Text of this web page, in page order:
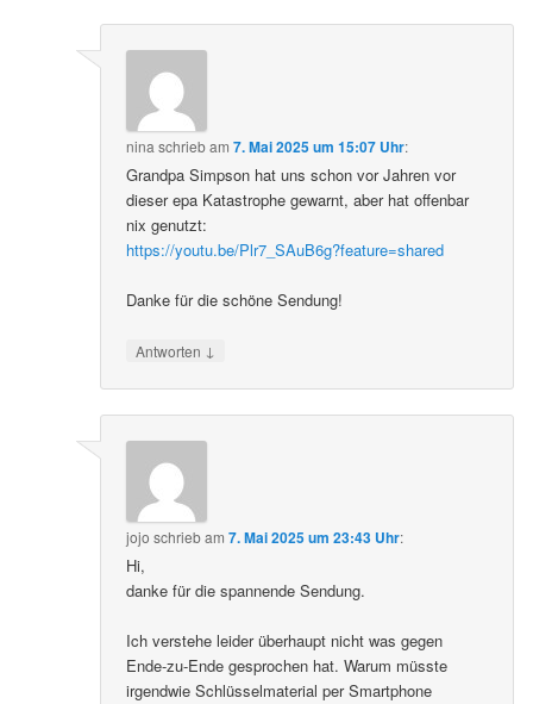
nina schriebam7. Mai 2025 um 15:07 Uhr:
Grandpa Simpson hat uns schon vor Jahren vor
dieser epa Katastrophe gewarnt, aber hat offenbar
nix genutzt:
https://youtu.be/Plr7_SAuB6g?feature=shared
Danke für die schöne Sendung!
Antworten ↓
jojo schriebam7. Mai 2025 um 23:43 Uhr:
Hi,
danke für die spannende Sendung.
Ich verstehe leider überhaupt nicht was gegen
Ende-zu-Ende gesprochen hat. Warum müsste
irgendwie Schlüsselmaterial per Smartphone